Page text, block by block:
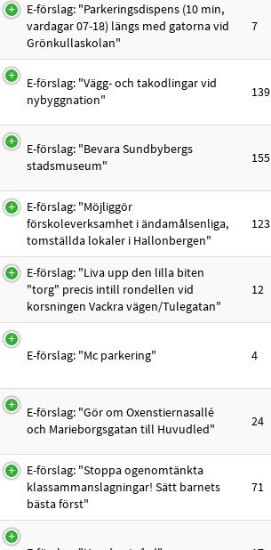
E-förslag: "Parkeringsdispens (10 min,
vardagar 07-18) längs med gatorna vid
Grönkullaskolan"
7
E-förslag: "Vägg- och takodlingar vid
nybyggnation"
139
E-förslag: "Bevara Sundbybergs
stadsmuseum"
155
E-förslag: "Möjliggör
förskoleverksamhet i ändamålsenliga,
tomställda lokaler i Hallonbergen"
123
E-förslag: "Liva upp den lilla biten
"torg" precis intill rondellen vid
korsningen Vackra vägen/Tulegatan"
12
E-förslag: "Mc parkering" 4
E-förslag: "Gör om Oxenstiernasallé
och Marieborgsgatan till Huvudled"
24
E-förslag: "Stoppa ogenomtänkta
klassammanslagningar! Sätt barnets
bästa först"
71